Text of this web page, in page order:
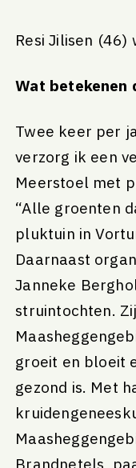
Resi Jilisen (46)
Wat betekenen
Twee keer per
verzorg ik een
Meerstoel met
“Alle groenten
pluktuin in
Daarnaast
Janneke
struintochten.
groeit en bloeit
gezond is. Met
Brandnetels,